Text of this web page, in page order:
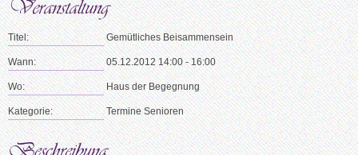
Titel: Gemütliches Beisammensein
Wann: 05.12.2012 14:00 - 16:00
Wo: Haus der Begegnung
Kategorie: Termine Senioren